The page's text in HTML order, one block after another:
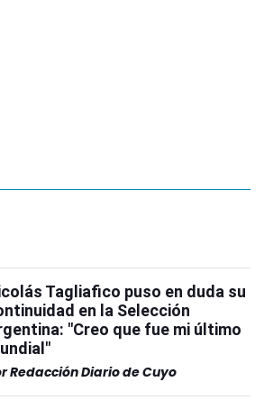
Tagliafico puso en duda su
en la Selección
"Creo que fue mi último
Redacción Diario de Cuyo